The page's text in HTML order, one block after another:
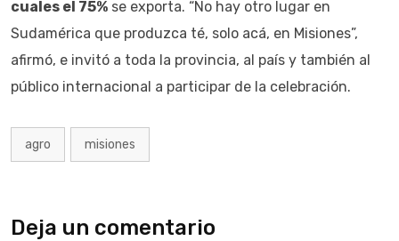
cuales el 75% se exporta. “No hay otro lugar en
Sudamérica que produzca té, solo acá, en Misiones”,
afirmó, e invitó a toda la provincia, al país y también al
público internacional a participar de la celebración.
agro misiones
Deja un comentario